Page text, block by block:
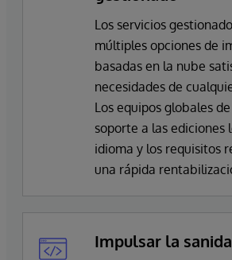
Los servicios
múltiples opciones de
basadas en la nube
necesidades de
Los equipos globales
soporte a las ediciones
idioma y los requisitos
una rápida
Impulsar la